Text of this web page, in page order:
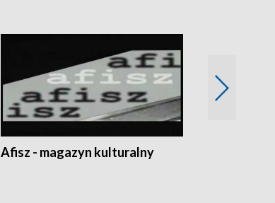
Afisz - magazyn kulturalny